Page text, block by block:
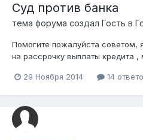
Суд против банка
тема форума создал Гость в
Помогите пожалуйста советом,
на рассрочку выплаты кредита ,
теперь подать в суд на банк??
платить гос пошлину ?
29 Ноября 2014 14